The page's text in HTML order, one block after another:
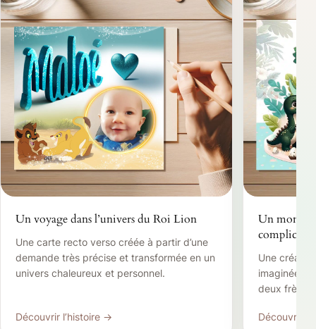
Un voyage dans l’univers du Roi Lion
Une carte recto verso créée à partir d’une
demande très précise et transformée en un
univers chaleureux et personnel.
Découvrir l’histoire →
Un monde
complices
Une
imaginée
deux frères.
Découvrir